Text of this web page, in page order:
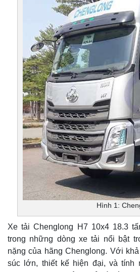
Hình 1:
Xe tải Chenglong H7 10x4 18.3
trong những dòng xe tải nổi bật
nặng của hãng Chenglong. Với
súc lớn, thiết kế hiện đại, và tính